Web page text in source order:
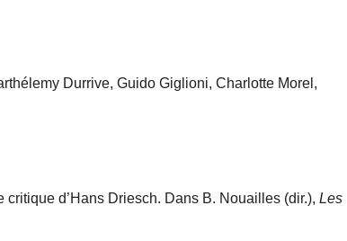
Durrive, Guido Giglioni, Charlotte Morel,
d’Hans Driesch. Dans B. Nouailles (dir.), Les